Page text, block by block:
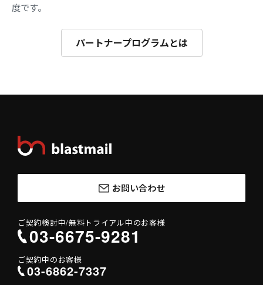
度です。
パートナープログラムとは
お問い合わせ
ご契約検討中/無料トライアル中のお客様
03-6675-9281
ご契約中のお客様
03-6862-7337